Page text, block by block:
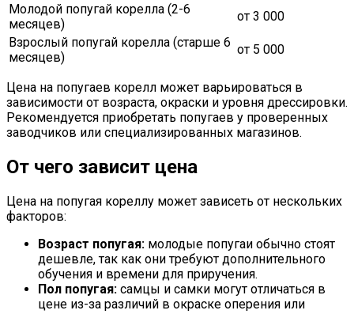
Молодой попугай корелла (2-6
месяцев)
от 3 000
Взрослый попугай корелла (старше 6
месяцев)
от 5 000
Цена на попугаев корелл может варьироваться в
зависимости от возраста, окраски и уровня дрессировки.
Рекомендуется приобретать попугаев у проверенных
заводчиков или специализированных магазинов.
От чего зависит цена
Цена на попугая кореллу может зависеть от нескольких
факторов:
Возраст попугая: молодые попугаи обычно стоят
дешевле, так как они требуют дополнительного
обучения и времени для приручения.
Пол попугая: самцы и самки могут отличаться в
цене из-за различий в окраске оперения или